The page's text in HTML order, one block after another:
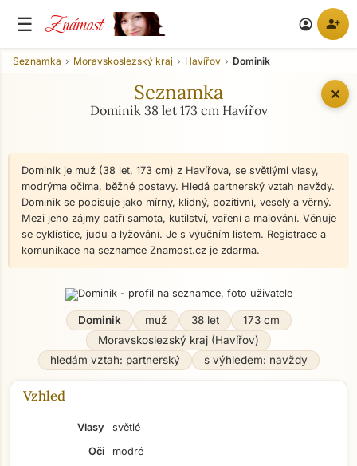
☰ Známost account_circle person_add
✕
Seznamka Moravskoslezský kraj Havířov Dominik
Seznamka
Dominik 38 let 173 cm Havířov
Dominik je muž (38 let, 173 cm) z Havířova, se světlými vlasy,
modrýma očima, běžné postavy. Hledá partnerský vztah navždy.
Dominik se popisuje jako mírný, klidný, pozitivní, veselý a věrný.
Mezi jeho zájmy patří samota, kutilství, vaření a malování. Věnuje
se cyklistice, judu a lyžování. Je s výučním listem. Registrace a
komunikace na seznamce Znamost.cz je zdarma.
Dominik muž 38 let
173 cm
Moravskoslezský kraj (Havířov)
hledám vztah: partnerský
s výhledem: navždy
Vzhled
Vlasy
světlé
Oči
modré